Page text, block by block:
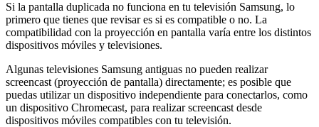
Si la pantalla duplicada no funciona en tu televisión Samsung, lo
primero que tienes que revisar es si es compatible o no. La
compatibilidad con la proyección en pantalla varía entre los distintos
dispositivos móviles y televisiones.
Algunas televisiones Samsung antiguas no pueden realizar
screencast (proyección de pantalla) directamente; es posible que
puedas utilizar un dispositivo independiente para conectarlos, como
un dispositivo Chromecast, para realizar screencast desde
dispositivos móviles compatibles con tu televisión.